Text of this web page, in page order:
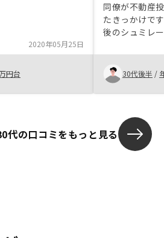
2020年05月25日
円台
同僚が不動産
たきっかけで
後のシュミレ
べて、手続き
非常にスムー
リへの物件情
に良いと思い
30代後半 /
代の口コミをもっと見る